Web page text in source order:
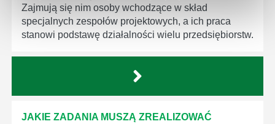
Zajmują się nim osoby wchodzące w skład
specjalnych zespołów projektowych, a ich praca
stanowi podstawę działalności wielu przedsiębiorstw.
JAKIE ZADANIA MUSZĄ ZREALIZOWAĆ